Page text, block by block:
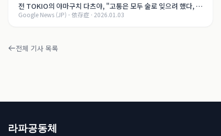
전 TOKIO의 야마구치 다츠야, "고통은 모두 술로 잊으려 했다, 지
금은..." 알코올 의존증 회복의 여정【제8화】
Google News (JP) - 依存症 · 2026.01.03
전체 기사 목록
라파공동체